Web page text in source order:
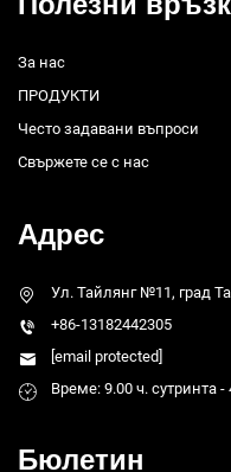
За нас
ПРОДУКТИ
Често задавани въпроси
Свържете се с нас
Адрес
Ул. Тайлянг №11, град
+86-13182442305
[email protected]
Време: 9.00 ч. сутринта -
Бюлетин